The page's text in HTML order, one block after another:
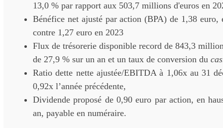
13,0 % par rapport aux 503,7 millions d'euros en
Bénéfice net ajusté par action (BPA) de 1,38 euro,
contre 1,27 euro en 2023
Flux de trésorerie disponible record de 843,3
de 27,9 % sur un an et un taux de conversion du
Ratio dette nette ajustée/EBITDA à 1,06x au 31
0,92x l’année précédente,
Dividende proposé de 0,90 euro par action, en
an, payable en numéraire.